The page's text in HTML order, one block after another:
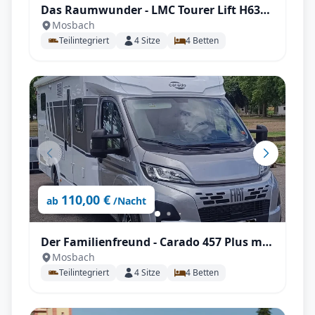
Das Raumwunder - LMC Tourer Lift H630
G mit Automatikgetriebe
Mosbach
Teilintegriert 4Sitze 4 Betten
ab 110,00 € /Nacht
Der Familienfreund - Carado 457 Plus mit
SAT, TV uvm.
Mosbach
Teilintegriert 4Sitze 4 Betten